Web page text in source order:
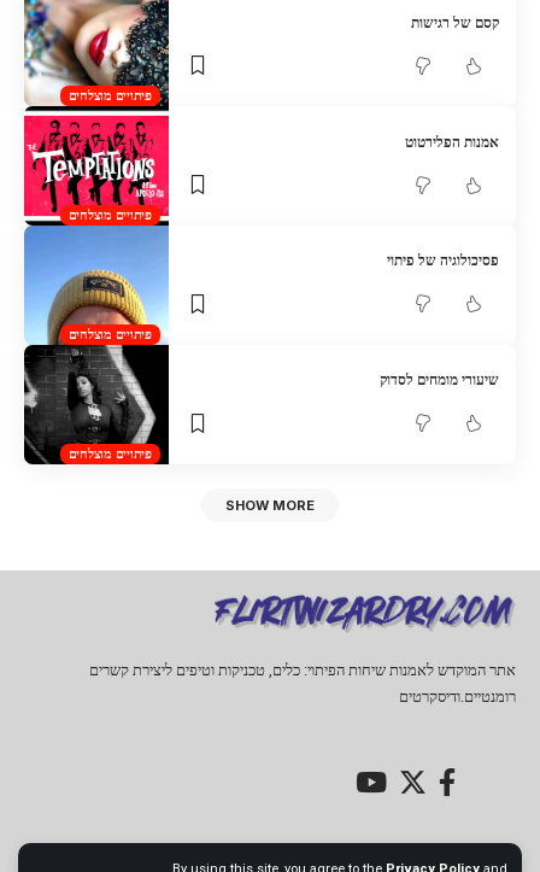
פיתויים מוצלחים
קסם של רגישות
פיתויים מוצלחים
אמנות הפלירטוט
פיתויים מוצלחים
פסיכולוגיה של פיתוי
פיתויים מוצלחים
שיעורי מומחים לסדוק
SHOW MORE
אתר המוקדש לאמנות שיחות הפיתוי: כלים, טכניקות וטיפים ליצירת קשרים
רומנטיים.ודיסקרטים